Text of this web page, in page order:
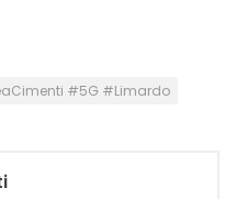
#5G #Limardo